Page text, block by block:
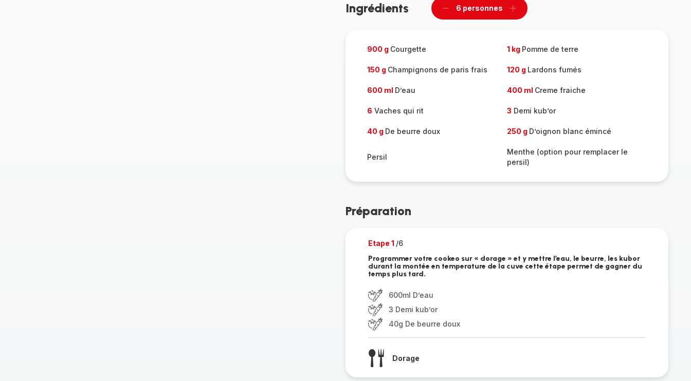
Ingrédients
Supprimer
6 personnes
Ajouter
900 g Courgette 1 kg Pomme de terre
150 g Champignons de paris frais 120 g Lardons fumés
600 ml D’eau 400 ml Creme fraiche
6 Vaches qui rit 3 Demi kub’or
40 g De beurre doux 250 g D’oignon blanc émincé
Persil
Menthe (option pour remplacer le
persil)
Préparation
Etape 1 /6
Programmer votre cookeo sur « dorage » et y mettre l’eau, le beurre, les kubor
durant la montée en temperature de la cuve cette étape permet de gagner du
temps plus tard.
600ml D’eau
3 Demi kub’or
40g De beurre doux
Dorage